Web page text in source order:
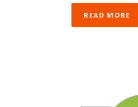
READ MORE